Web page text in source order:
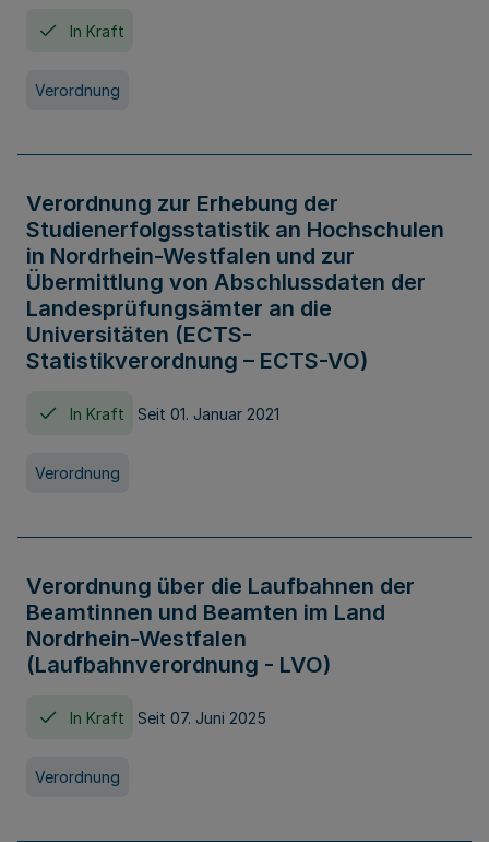
In Kraft
Verordnung
Verordnung zur Erhebung der
Studienerfolgsstatistik an Hochschulen
in Nordrhein-Westfalen und zur
Übermittlung von Abschlussdaten der
Landesprüfungsämter an die
Universitäten (ECTS-
Statistikverordnung – ECTS-VO)
In Kraft Seit 01. Januar 2021
Verordnung
Verordnung über die Laufbahnen der
Beamtinnen und Beamten im Land
Nordrhein-Westfalen
(Laufbahnverordnung - LVO)
In Kraft Seit 07. Juni 2025
Verordnung